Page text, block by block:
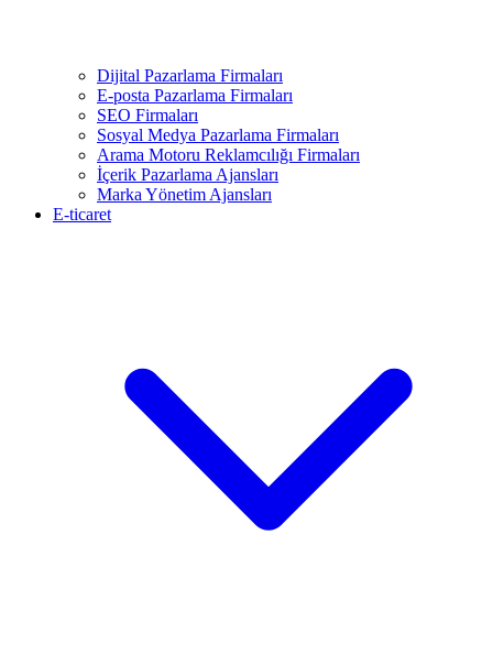
Dijital Pazarlama Firmaları
E-posta Pazarlama Firmaları
SEO Firmaları
Sosyal Medya Pazarlama Firmaları
Arama Motoru Reklamcılığı Firmaları
İçerik Pazarlama Ajansları
Marka Yönetim Ajansları
E-ticaret